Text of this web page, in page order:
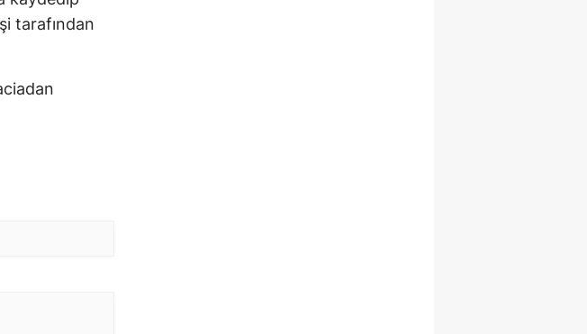
tarafından